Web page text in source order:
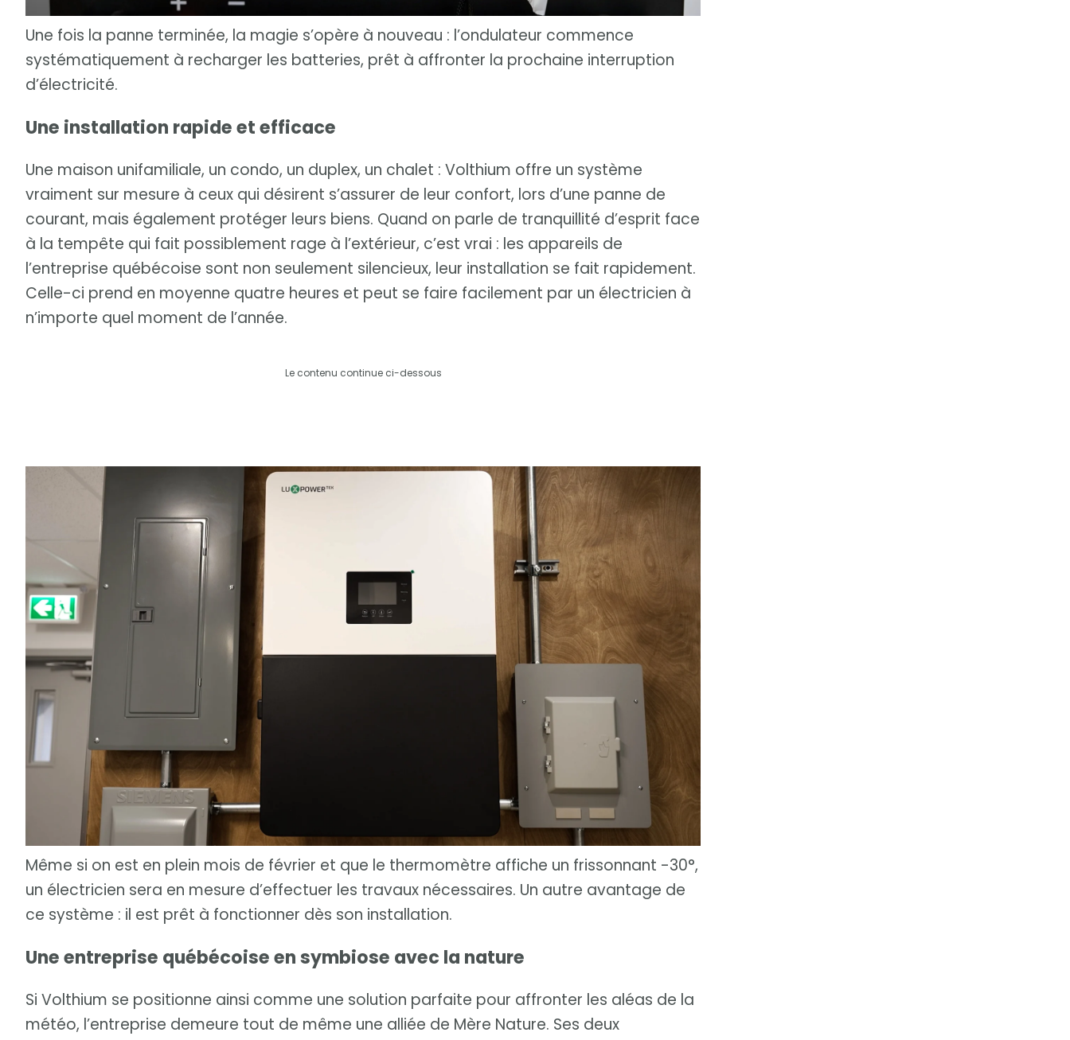
Une fois la panne terminée, la magie s’opère à nouveau : l’ondulateur commence
systématiquement à recharger les batteries, prêt à affronter la prochaine interruption
d’électricité.
Une installation rapide et efficace
Une maison unifamiliale, un condo, un duplex, un chalet : Volthium offre un système
vraiment sur mesure à ceux qui désirent s’assurer de leur confort, lors d’une panne de
courant, mais également protéger leurs biens. Quand on parle de tranquillité d’esprit face
à la tempête qui fait possiblement rage à l’extérieur, c’est vrai : les appareils de
l’entreprise québécoise sont non seulement silencieux, leur installation se fait rapidement.
Celle-ci prend en moyenne quatre heures et peut se faire facilement par un électricien à
n’importe quel moment de l’année.
Le contenu continue ci-dessous
Même si on est en plein mois de février et que le thermomètre affiche un frissonnant -30°,
un électricien sera en mesure d’effectuer les travaux nécessaires. Un autre avantage de
ce système : il est prêt à fonctionner dès son installation.
Une entreprise québécoise en symbiose avec la nature
Si Volthium se positionne ainsi comme une solution parfaite pour affronter les aléas de la
météo, l’entreprise demeure tout de même une alliée de Mère Nature. Ses deux